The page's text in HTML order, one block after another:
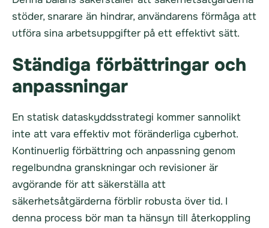
stöder, snarare än hindrar, användarens förmåga att
utföra sina arbetsuppgifter på ett effektivt sätt.
Ständiga förbättringar och
anpassningar
En statisk dataskyddsstrategi kommer sannolikt
inte att vara effektiv mot föränderliga cyberhot.
Kontinuerlig förbättring och anpassning genom
regelbundna granskningar och revisioner är
avgörande för att säkerställa att
säkerhetsåtgärderna förblir robusta över tid. I
denna process bör man ta hänsyn till återkoppling